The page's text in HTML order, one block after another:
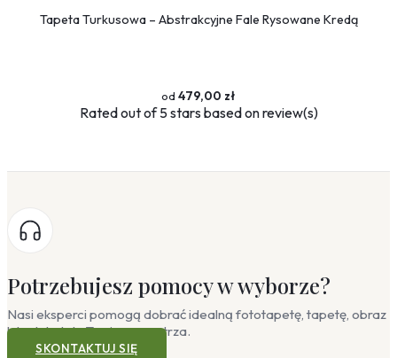
Tapeta Turkusowa – Abstrakcyjne Fale Rysowane Kredą
479,00 zł
Ratedout of 5 stars based onreview(s)
Potrzebujesz pomocy w wyborze?
Nasi eksperci pomogą dobrać idealną fototapetę, tapetę, obraz
lub plakat do Twojego wnętrza.
SKONTAKTUJ SIĘ